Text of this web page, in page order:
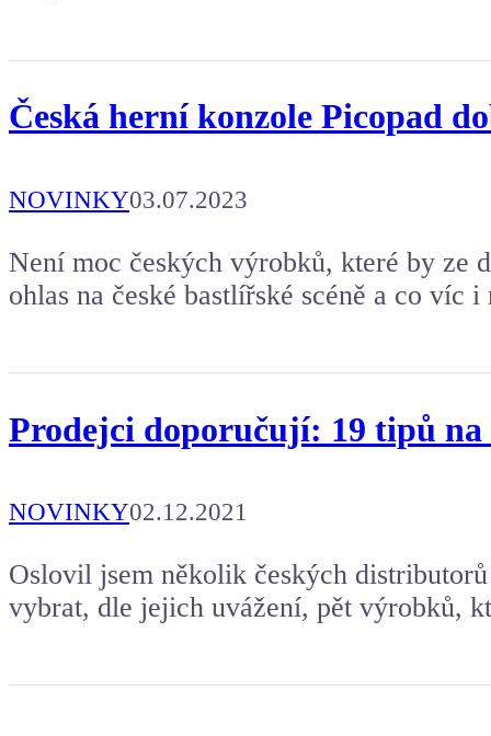
Česká herní konzole Picopad
NOVINKY03.07.2023
Není moc českých výrobků, které by ze
ohlas na české bastlířské scéně a co
Prodejci doporučují: 19 tipů
NOVINKY02.12.2021
Oslovil jsem několik českých
vybrat, dle jejich uvážení, pět výrobků,